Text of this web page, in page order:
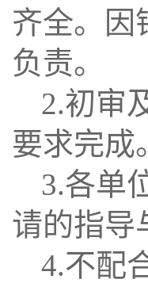
齐全。因
负责。
2.初审
要求完成
3.各单
请的指导
4.不配